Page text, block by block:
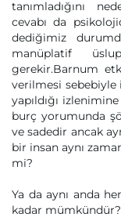
tanımladığını
cevabı da
dediğimiz
manüplatif
gerekir.Barnum
verilmesi sebebiyle
yapıldığı
burç yorumunda
ve sadedir ancak
bir insan aynı
mi?
Ya da aynı anda
kadar